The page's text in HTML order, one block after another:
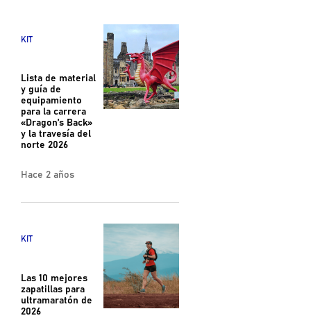
KIT
Lista de material
y guía de
equipamiento
para la carrera
«Dragon’s Back»
y la travesía del
norte 2026
Hace 2 años
KIT
Las 10 mejores
zapatillas para
ultramaratón de
2026